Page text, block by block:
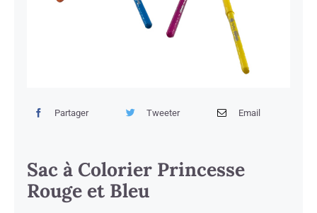
Partager Tweeter Email
Sac à Colorier Princesse
Rouge et Bleu